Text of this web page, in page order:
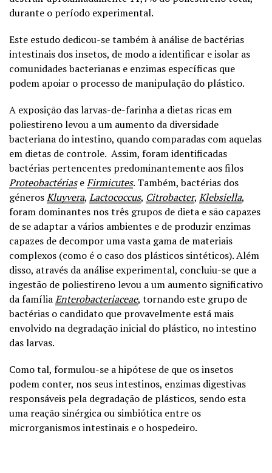
durante o período experimental.
Este estudo dedicou-se também à análise de bactérias
intestinais dos insetos, de modo a identificar e isolar as
comunidades bacterianas e enzimas específicas que
podem apoiar o processo de manipulação do plástico.
A exposição das larvas-de-farinha a dietas ricas em
poliestireno levou a um aumento da diversidade
bacteriana do intestino, quando comparadas com aquelas
em dietas de controle. Assim, foram identificadas
bactérias pertencentes predominantemente aos filos
ProteobactériaseFirmicutes. Também, bactérias dos
génerosKluyvera, Lactococcus, Citrobacter, Klebsiella,
foram dominantes nos três grupos de dieta e são capazes
de se adaptar a vários ambientes e de produzir enzimas
capazes de decompor uma vasta gama de materiais
complexos (como é o caso dos plásticos sintéticos). Além
disso, através da análise experimental, concluiu-se que a
ingestão de poliestireno levou a um aumento significativo
da famíliaEnterobacteriaceae, tornando este grupo de
bactérias o candidato que provavelmente está mais
envolvido na degradação inicial do plástico, no intestino
das larvas.
Como tal, formulou-se a hipótese de que os insetos
podem conter, nos seus intestinos, enzimas digestivas
responsáveis pela degradação de plásticos, sendo esta
uma reação sinérgica ou simbiótica entre os
microrganismos intestinais e o hospedeiro.